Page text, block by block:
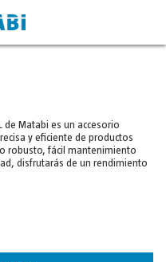
de Matabi es un accesorio
y eficiente de productos
robusto, fácil mantenimiento
disfrutarás de un rendimiento